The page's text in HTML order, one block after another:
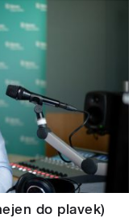
do plavek)